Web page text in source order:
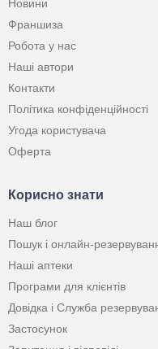
Новини
Франшиза
Робота у нас
Наші автори
Контакти
Політика конфіденційності
Угода користувача
Оферта
Корисно знати
Наш блог
Пошук і онлайн-
Наші аптеки
Програми для клієнтів
Довідка і Служба
Застосунок